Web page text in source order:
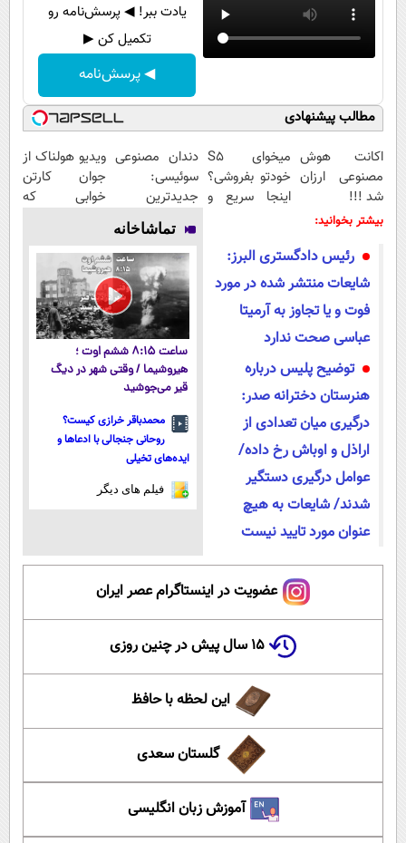
یادت ببر! ◀ پرسش‌نامه رو
تکمیل کن ▶
◀ پرسش‌نامه
مطالب پیشنهادی
اکانت هوش
مصنوعی ارزان
شد !!!
میخوای S5
خودتو بفروشی؟
اینجا سریع و
دندان مصنوعی
سوئیسی:
جدیدترین
فناوری اروپا،
سبک و مقاوم |
پرداخت قسطی
ویدیو هولناک از
جوان کارتن
خوابی که
بیشتر بخوانید:
رئیس دادگستری البرز:
شایعات منتشر شده در مورد
فوت و یا تجاوز به آرمیتا
عباسی صحت ندارد
توضیح پلیس درباره
هنرستان دخترانه صدر:
درگیری میان تعدادی از
اراذل و اوباش رخ داده/
عوامل درگیری دستگیر
شدند/ شایعات به هیچ
عنوان مورد تایید نیست
تماشاخانه
ساعت ۸:۱۵ ششم اوت ؛
هیروشیما / وقتی شهر در دیگ
قیر می‌جوشید
محمدباقر خرازی کیست؟
روحانی جنجالی با ادعاها و
ایده‌های تخیلی
فیلم های دیگر
عضویت در اینستاگرام عصر ایران
۱۵ سال پیش در چنین روزی
این لحظه با حافظ
گلستان سعدی
آموزش زبان انگلیسی